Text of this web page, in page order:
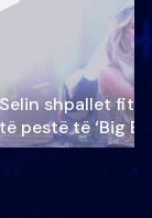
shpallet
të pestë të ‘Big